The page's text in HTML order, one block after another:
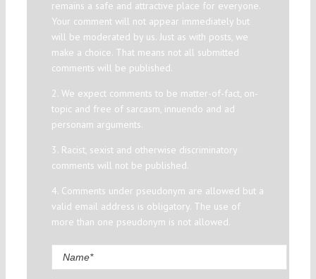
remains a safe and attractive place for everyone.
Your comment will not appear immediately but
will be moderated by us. Just as with posts, we
make a choice. That means not all submitted
comments will be published.
2. We expect comments to be matter-of-fact, on-
topic and free of sarcasm, innuendo and ad
personam arguments.
3. Racist, sexist and otherwise discriminatory
comments will not be published.
4. Comments under pseudonym are allowed but a
valid email address is obligatory. The use of
more than one pseudonym is not allowed.